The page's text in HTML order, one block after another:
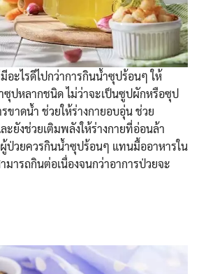
อะไรดีไปกว่าการกินน้ำซุปร้อนๆ ให้
ซุปหลากชนิด ไม่ว่าจะเป็นซูปผักหรือซุป
ขาดน้ำ ช่วยให้ร่างกายอบอุ่น ช่วย
ะยังช่วยเติมพลังให้ร่างกายที่อ่อนล้า
ผู้ป่วยควรกินน้ำซุปร้อนๆ แทนมื้ออาหารใน
ารถกินต่อเนื่องจนกว่าอาการป่วยจะ